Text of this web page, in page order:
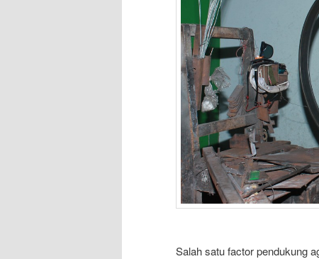
Salah satu factor pendukung